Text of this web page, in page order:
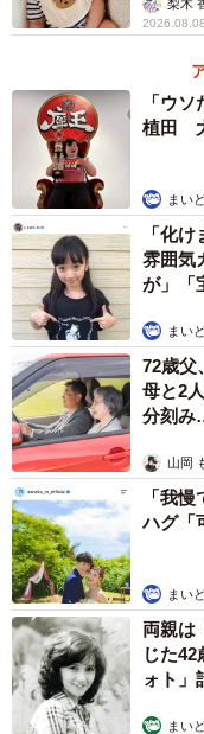
飛び去ってしまいます（
画より抜粋
人生いちかパチかさ
ていたにもかかわら
脚立ててインカメラ
の子供達が『あっ！
（人生いちかパチか
追いかけますが…。 ※人生
とにかく追いかけま
梨木
2026.08.08
「ウ
植田
まい
「化
雰囲気
が」「
まい
72歳父
母と2
分刻み
山岡
「我
ハグ「
まい
両親は
じた
ォト」
まい